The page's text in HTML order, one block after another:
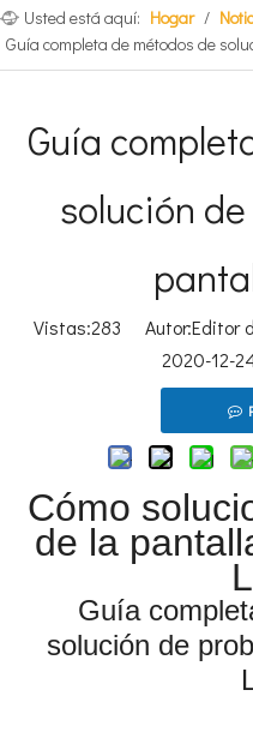
Usted está aquí: Hogar /
Guía completa de métodos de
Guía
solución
Vistas:283 Autor:Editor
2020-12-
Cómo
de la
Guía
solución de